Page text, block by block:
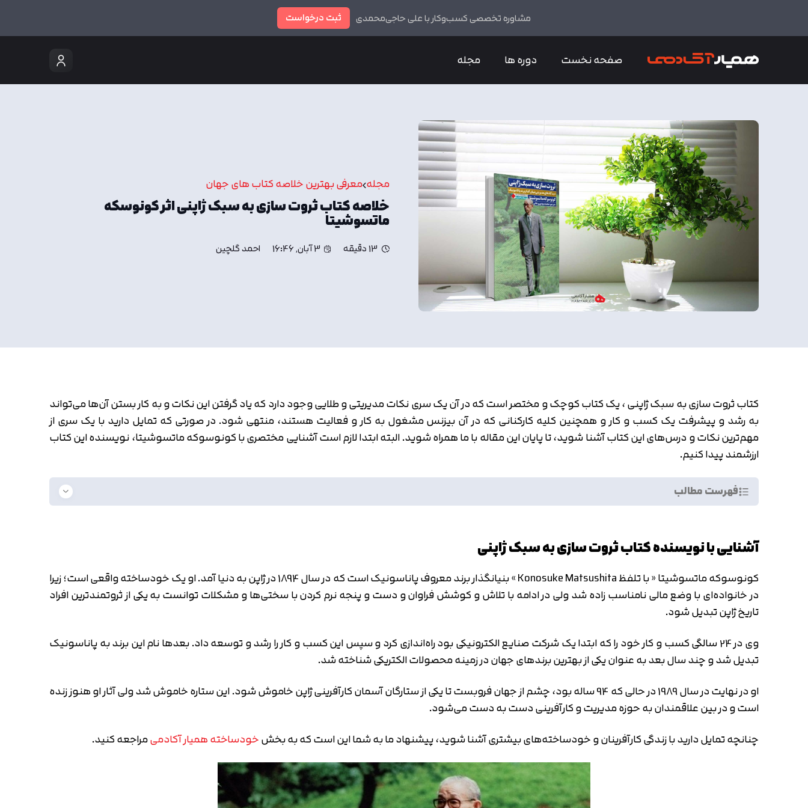
مشاوره تخصصی کسب‌وکار با علی حاجی‌محمدی ثبت درخواست
صفحه نخست دوره ها مجله
مجله معرفی بهترین خلاصه کتاب های جهان
خلاصه کتاب ثروت سازی به سبک ژاپنی اثر کونوسکه
ماتسوشیتا
13 دقیقه 3 آبان, 16:46 احمد گلچین
کتاب ثروت سازی به سبک ژاپنی ، یک کتاب کوچک و مختصر است که در آن یک سری نکات مدیریتی و طلایی وجود دارد که یاد گرفتن این نکات و به کار بستن آن‌ها می‌تواند
به رشد و پیشرفت یک کسب و کار و همچنین کلیه کارکنانی که در آن بیزنس مشغول به کار و فعالیت هستند، منتهی شود. در صورتی که تمایل دارید با یک سری از
مهم‌ترین نکات و درس‌های این کتاب آشنا شوید، تا پایان این مقاله با ما همراه شوید. البته ابتدا لازم است آشنایی مختصری با کونوسوکه ماتسوشیتا، نویسنده این کتاب
ارزشمند پیدا کنیم.
فهرست مطالب
آشنایی با نویسنده کتاب ثروت سازی به سبک ژاپنی
کونوسوکه ماتسوشیتا « با تلفظ Konosuke Matsushita » بنیانگذار برند معروف پاناسونیک است که در سال 1894 در ژاپن به دنیا آمد. او یک خودساخته واقعی است؛ زیرا
در خانواده‌ای با وضع مالی نامناسب زاده شد ولی در ادامه با تلاش و کوشش فراوان و دست و پنجه نرم کردن با سختی‌ها و مشکلات توانست به یکی از ثروتمندترین افراد
تاریخ ژاپن تبدیل شود.
وی در 24 سالگی کسب و کار خود را که ابتدا یک شرکت صنایع الکترونیکی بود راه‌اندازی کرد و سپس این کسب و کار را رشد و توسعه داد. بعدها نام این برند به پاناسونیک
تبدیل شد و چند سال بعد به عنوان یکی از بهترین برندهای جهان در زمینه محصولات الکتریکی شناخته شد.
او در نهایت در سال 1989 در حالی که 94 ساله بود، چشم از جهان فروبست تا یکی از ستارگان آسمان کارآفرینی ژاپن خاموش شود. این ستاره خاموش شد ولی آثار او هنوز زنده
است و در بین علاقمندان به حوزه مدیریت و کارآفرینی دست به دست می‌شود.
چنانچه تمایل دارید با زندگی کارآفرینان و خودساخته‌های بیشتری آشنا شوید، پیشنهاد ما به شما این است که به بخشخودساخته همیار آکادمیمراجعه کنید.